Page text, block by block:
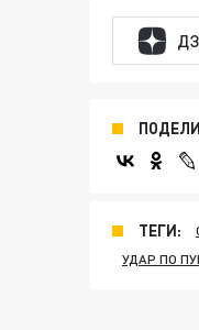
ТЕГИ:
УДАР ПО